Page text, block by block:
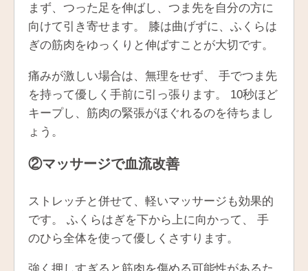
まず、つった足を伸ばし、つま先を自分の方に
向けて引き寄せます。 膝は曲げずに、ふくらは
ぎの筋肉をゆっくりと伸ばすことが大切です。
痛みが激しい場合は、無理をせず、 手でつま先
を持って優しく手前に引っ張ります。 10秒ほど
キープし、筋肉の緊張がほぐれるのを待ちまし
ょう。
②マッサージで血流改善
ストレッチと併せて、軽いマッサージも効果的
です。 ふくらはぎを下から上に向かって、 手
のひら全体を使って優しくさすります。